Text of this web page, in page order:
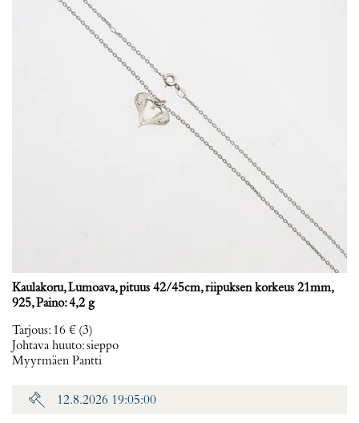
Kaulakoru, Lumoava, pituus 42/45cm, riipuksen korkeus 21mm,
925, Paino: 4,2 g
Tarjous: 16 € (3)
Johtava huuto:sieppo
Myyrmäen Pantti
12.8.2026 19:05:00